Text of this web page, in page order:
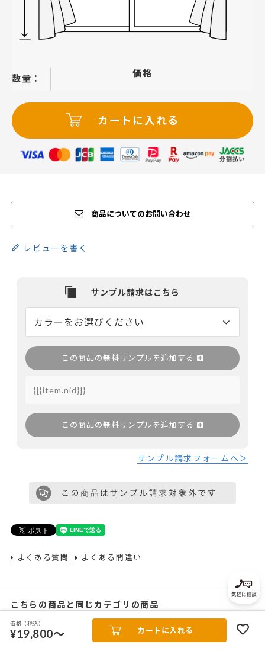
価格
カートに入れる
商品についてのお問い合わせ
レビューを書く
この商品の無料サンプルを追加する
この商品の無料サンプルを追加する
サンプル請求フォームへ＞
よくある質問 よくある間違い
こちらの商品と同じカテゴリの商品
価格（税込）
¥19,800～ カートに入れる